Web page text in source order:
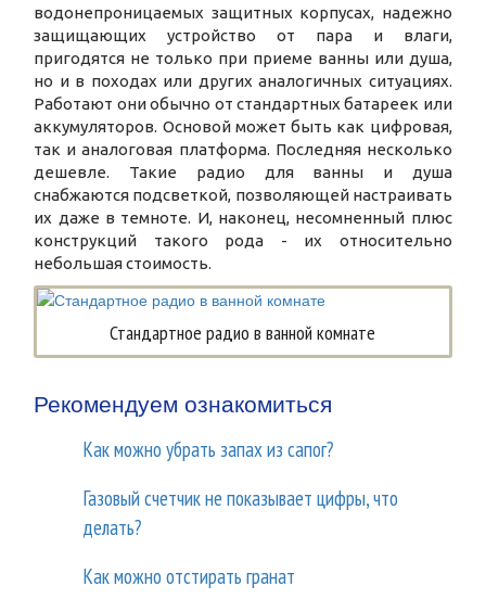
водонепроницаемых защитных корпусах, надежно
защищающих устройство от пара и влаги,
пригодятся не только при приеме ванны или душа,
но и в походах или других аналогичных ситуациях.
Работают они обычно от стандартных батареек или
аккумуляторов. Основой может быть как цифровая,
так и аналоговая платформа. Последняя несколько
дешевле. Такие радио для ванны и душа
снабжаются подсветкой, позволяющей настраивать
их даже в темноте. И, наконец, несомненный плюс
конструкций такого рода - их относительно
небольшая стоимость.
Стандартное радио в ванной комнате
Рекомендуем ознакомиться
Как можно убрать запах из сапог?
Газовый счетчик не показывает цифры, что
делать?
Как можно отстирать гранат